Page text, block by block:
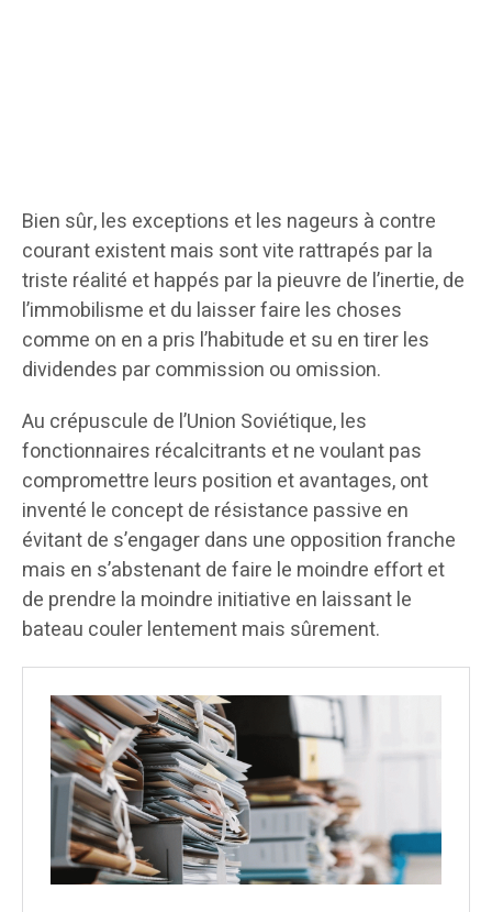
Bien sûr, les exceptions et les nageurs à contre
courant existent mais sont vite rattrapés par la
triste réalité et happés par la pieuvre de l’inertie, de
l’immobilisme et du laisser faire les choses
comme on en a pris l’habitude et su en tirer les
dividendes par commission ou omission.
Au crépuscule de l’Union Soviétique, les
fonctionnaires récalcitrants et ne voulant pas
compromettre leurs position et avantages, ont
inventé le concept de résistance passive en
évitant de s’engager dans une opposition franche
mais en s’abstenant de faire le moindre effort et
de prendre la moindre initiative en laissant le
bateau couler lentement mais sûrement.